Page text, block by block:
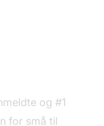
og #1
for små til